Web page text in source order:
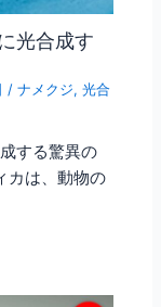
光合成す
/ナメクジ,光合
する驚異の
カは、動物の